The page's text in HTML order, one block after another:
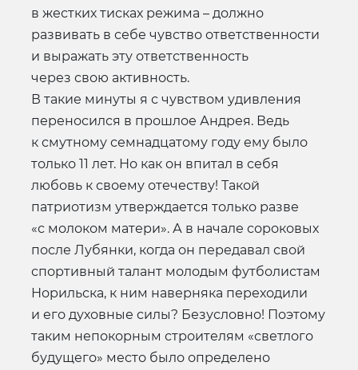
в жестких тисках режима – должно
развивать в себе чувство ответственности
и выражать эту ответственность
через свою активность.
В такие минуты я с чувством удивления
переносился в прошлое Андрея. Ведь
к смутному семнадцатому году ему было
только 11 лет. Но как он впитал в себя
любовь к своему отечеству! Такой
патриотизм утверждается только разве
«с молоком матери». А в начале сороковых
после Лубянки, когда он передавал свой
спортивный талант молодым футболистам
Норильска, к ним наверняка переходили
и его духовные силы? Безусловно! Поэтому
таким непокорным строителям «светлого
будущего» место было определено